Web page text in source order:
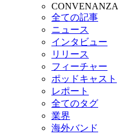
CONVENANZA
全ての記事
ニュース
インタビュー
リリース
フィーチャー
ポッドキャスト
レポート
全てのタグ
業界
海外バンド